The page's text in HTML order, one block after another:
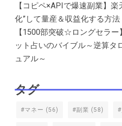
【コピペ×APIで爆速副業】
化”して量産＆収益化する方法
【1500部突破☆ロングセラ
ット占いのバイブル～逆算タ
ュアル～
タグ
#マネー (56) #副業 (58) #